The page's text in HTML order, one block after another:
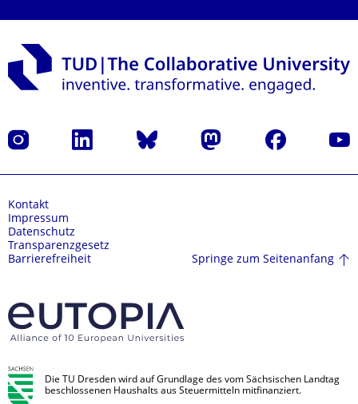
Instagram LinkedIn Bluesky Mastodon Facebook
Kontakt
Impressum
Datenschutz
Transparenzgesetz
Barrierefreiheit
Springe zum Seitenanfang
Die TU Dresden wird auf Grundlage des vom Sächsischen Landtag
beschlossenen Haushalts aus Steuermitteln mitfinanziert.